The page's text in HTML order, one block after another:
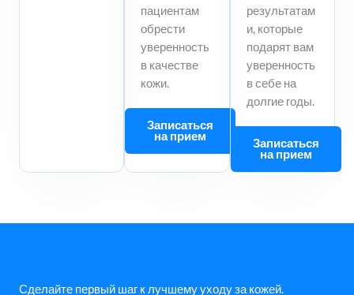
пациентам
обрести
уверенность
в качестве
кожи.
Записаться
на прием
результатам
и, которые
подарят вам
уверенность
в себе на
долгие годы.
Записаться
на прием
Сделайте первый шаг к лучшему уходу за кожей.